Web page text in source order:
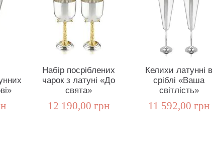
Набір посріблених
чарок з латуні «До
свята»
12 190,00 грн
Келихи латунні в
сріблі «Ваша
світлість»
11 592,00 грн